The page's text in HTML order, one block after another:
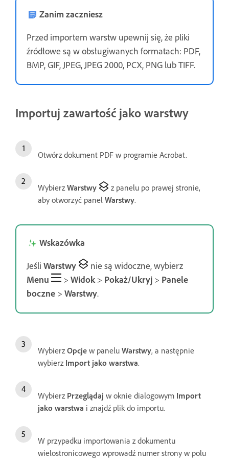
Zanim zaczniesz
Przed importem warstw upewnij się, że pliki
źródłowe są w obsługiwanych formatach: PDF,
BMP, GIF, JPEG, JPEG 2000, PCX, PNG lub TIFF.
Importuj zawartość jako warstwy
Otwórz dokument PDF w programie Acrobat.
Wybierz Warstwy
z panelu po prawej stronie,
aby otworzyć panel Warstwy.
Wskazówka
Jeśli Warstwy
nie są widoczne, wybierz
Menu
> Widok > Pokaż/Ukryj > Panele
boczne > Warstwy.
Wybierz Opcje w panelu Warstwy, a następnie
wybierz Import jako warstwa.
Wybierz Przeglądaj w oknie dialogowym Import
jako warstwa i znajdź plik do importu.
W przypadku importowania z dokumentu
wielostronicowego wprowadź numer strony w polu